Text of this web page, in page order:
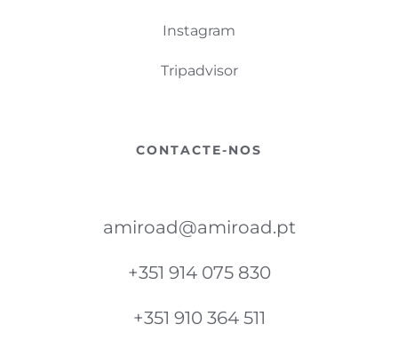
Instagram
Tripadvisor
CONTACTE-NOS
amiroad@amiroad.pt
+351 914 075 830
+351 910 364 511